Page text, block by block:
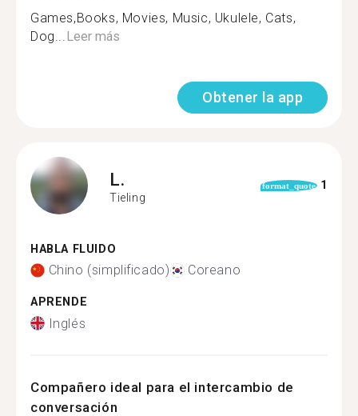
Games,Books, Movies, Music, Ukulele, Cats,
Dog... Leer más
Obtener la app
L.
Tieling
format_quote 1
HABLA FLUIDO
Chino (simplificado) Coreano
APRENDE
Inglés
Compañero ideal para el intercambio de
conversación